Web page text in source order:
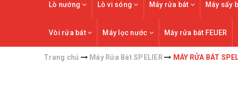
Lò nướng Lò vi sóng Máy rửa bát Máy sấy
Vòi rửa bát Máy lọc nước Máy rửa bát FEUER
Trang chủ Máy Rửa Bát SPELIER MÁY RỬA BÁT